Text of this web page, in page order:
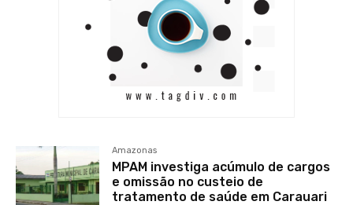
Amazonas
MPAM investiga acúmulo de cargos
e omissão no custeio de
tratamento de saúde em Carauari